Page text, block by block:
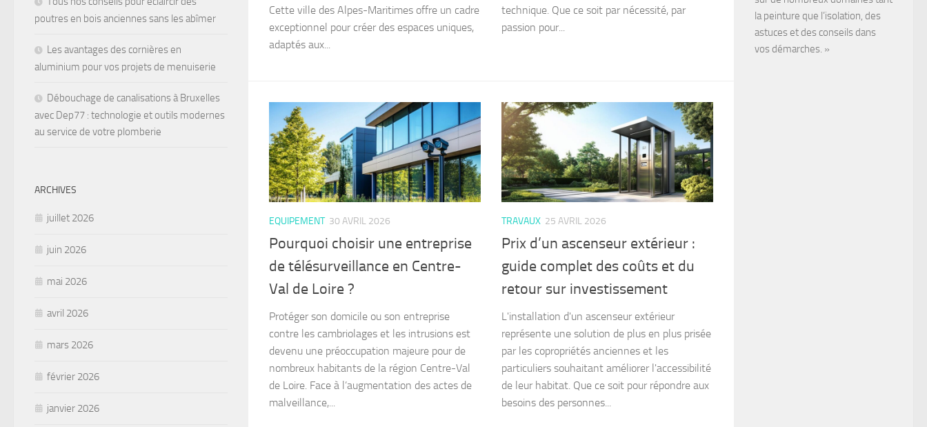
Cette ville des Alpes-Maritimes offre un cadre
exceptionnel pour créer des espaces uniques,
adaptés aux...
technique. Que ce soit par nécessité, par
passion pour...
EQUIPEMENT 30 AVRIL 2026
Pourquoi choisir une entreprise
de télésurveillance en Centre-
Val de Loire ?
Protéger son domicile ou son entreprise
contre les cambriolages et les intrusions est
devenu une préoccupation majeure pour de
nombreux habitants de la région Centre-Val
de Loire. Face à l’augmentation des actes de
malveillance,...
TRAVAUX 25 AVRIL 2026
Prix d’un ascenseur extérieur :
guide complet des coûts et du
retour sur investissement
L'installation d'un ascenseur extérieur
représente une solution de plus en plus prisée
par les copropriétés anciennes et les
particuliers souhaitant améliorer l'accessibilité
de leur habitat. Que ce soit pour répondre aux
besoins des personnes...
poutres en bois anciennes sans les abîmer
Les avantages des cornières en
aluminium pour vos projets de menuiserie
Débouchage de canalisations à Bruxelles
avec Dep77 : technologie et outils modernes
au service de votre plomberie
ARCHIVES
juillet 2026
juin 2026
mai 2026
avril 2026
mars 2026
février 2026
janvier 2026
la peinture que l’isolation, des
astuces et des conseils dans
vos démarches. »